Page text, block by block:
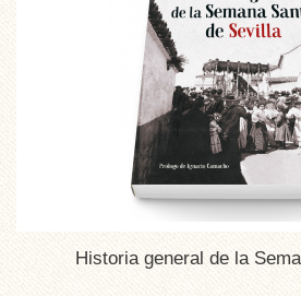
Historia general de la